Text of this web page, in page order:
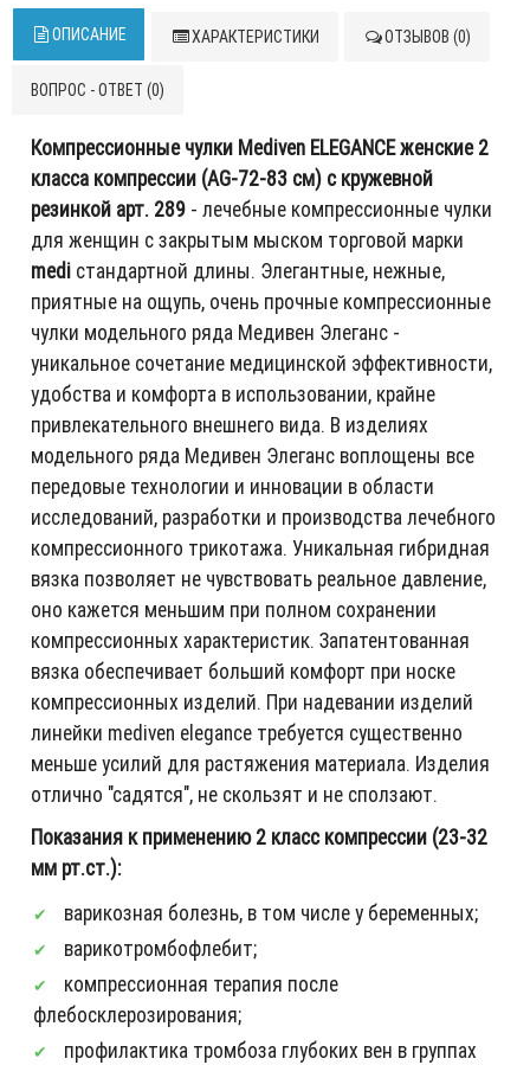
ОПИСАНИЕ ХАРАКТЕРИСТИКИ ОТЗЫВОВ (0)
ВОПРОС - ОТВЕТ (0)
Компрессионные чулки Mediven ELEGANCE женские 2
класса компрессии (AG-72-83 см) с кружевной
резинкой арт. 289 - лечебные компрессионные чулки
для женщин с закрытым мыском торговой марки
medi стандартной длины. Элегантные, нежные,
приятные на ощупь, очень прочные компрессионные
чулки модельного ряда Медивен Элеганс -
уникальное сочетание медицинской эффективности,
удобства и комфорта в использовании, крайне
привлекательного внешнего вида. В изделиях
модельного ряда Медивен Элеганс воплощены все
передовые технологии и инновации в области
исследований, разработки и производства лечебного
компрессионного трикотажа. Уникальная гибридная
вязка позволяет не чувствовать реальное давление,
оно кажется меньшим при полном сохранении
компрессионных характеристик. Запатентованная
вязка обеспечивает больший комфорт при носке
компрессионных изделий. При надевании изделий
линейки mediven elegance требуется существенно
меньше усилий для растяжения материала. Изделия
отлично "садятся", не скользят и не сползают.
Показания к применению 2 класс компрессии (23-32
мм рт.ст.):
варикозная болезнь, в том числе у беременных;
варикотромбофлебит;
компрессионная терапия после
флебосклерозирования;
профилактика тромбоза глубоких вен в группах